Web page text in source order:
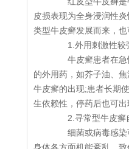
皮损表现为全身浸润性
类型牛皮癣发展而来，也
1.外用刺激性较
牛皮癣患者在急
的外用药，如芥子油、
牛皮癣的出现;患者长期
生依赖性，停药后也可出
2.寻常型牛皮癣
细菌或病毒感染